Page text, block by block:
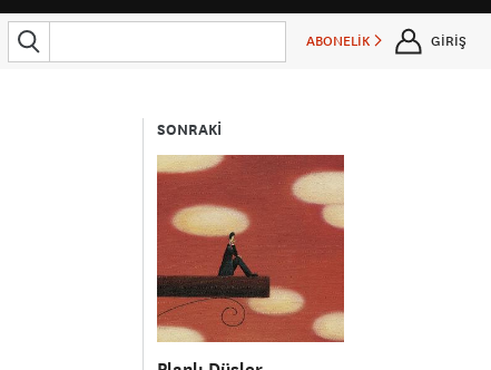
ABONELİK GİRİŞ
SONRAKİ